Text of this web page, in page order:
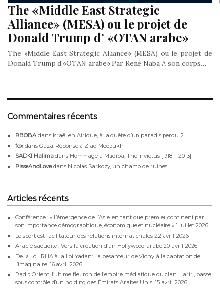
The «Middle East Strategic
Alliance» (MESA) ou le projet de
Donald Trump d’ «OTAN arabe»
The «Middle East Strategic Alliance» (MESA) ou le projet de
Donald Trump d’«OTAN arabe» Par René Naba A son corps…
Commentaires récents
RBOBA dans Israël en Afrique, à la quête d’un paradis perdu 2
fox dans Gaza: Réponse à Ziad Medoukh
SADKI Halima dans Hommage à Madiba, The Invictus [1918 – 2013]
PisseAndLovedans Nicolas Sarkozy, un champ de ruines
Articles récents
Conférence : « L’émergence de l’Asie, en tant que premier continent par
son importance démographique, économique et nucléaire » 1 juillet 2026
Le sport est facilitateur des relations internationales 22 avril 2026
Arabie saoudite : Vers la création d’un Hollywood arabe 20 avril 2026
De la Loi IRHA à la Loi Yadan: La pesanteur de Vichy à la captation de
l’imaginaire. 16 avril 2026
Radio Orient, l’ultime fleuron de l’empire médiatique du clan Hariri, passe
sous contrôle d’un holding des Émirats Arabes Unis. 15 avril 2026